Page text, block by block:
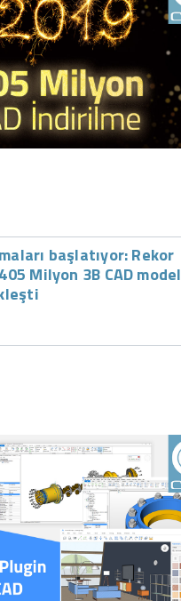
başlatıyor: Rekor
Milyon 3B CAD model